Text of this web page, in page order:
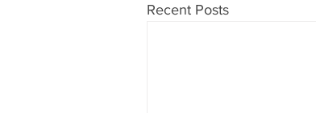
Recent Posts